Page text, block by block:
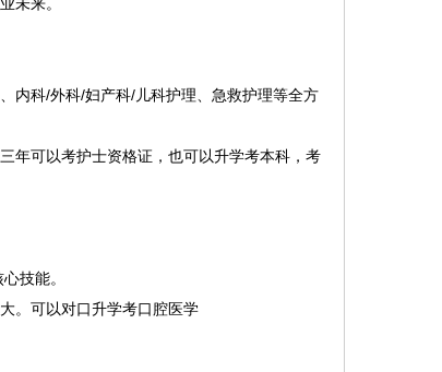
内科/外科/妇产科/儿科护理、急救护理等全方
年可以考护士资格证，也可以升学考本科，考
技能。
。可以对口升学考口腔医学